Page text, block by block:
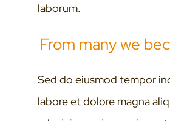
laborum.
From many we
Sed do eiusmod tempor
labore et dolore magna